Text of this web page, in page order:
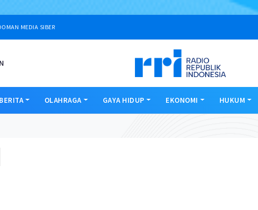
MEDIA SIBER
BERITA OLAHRAGA GAYA HIDUP EKONOMI HUKUM